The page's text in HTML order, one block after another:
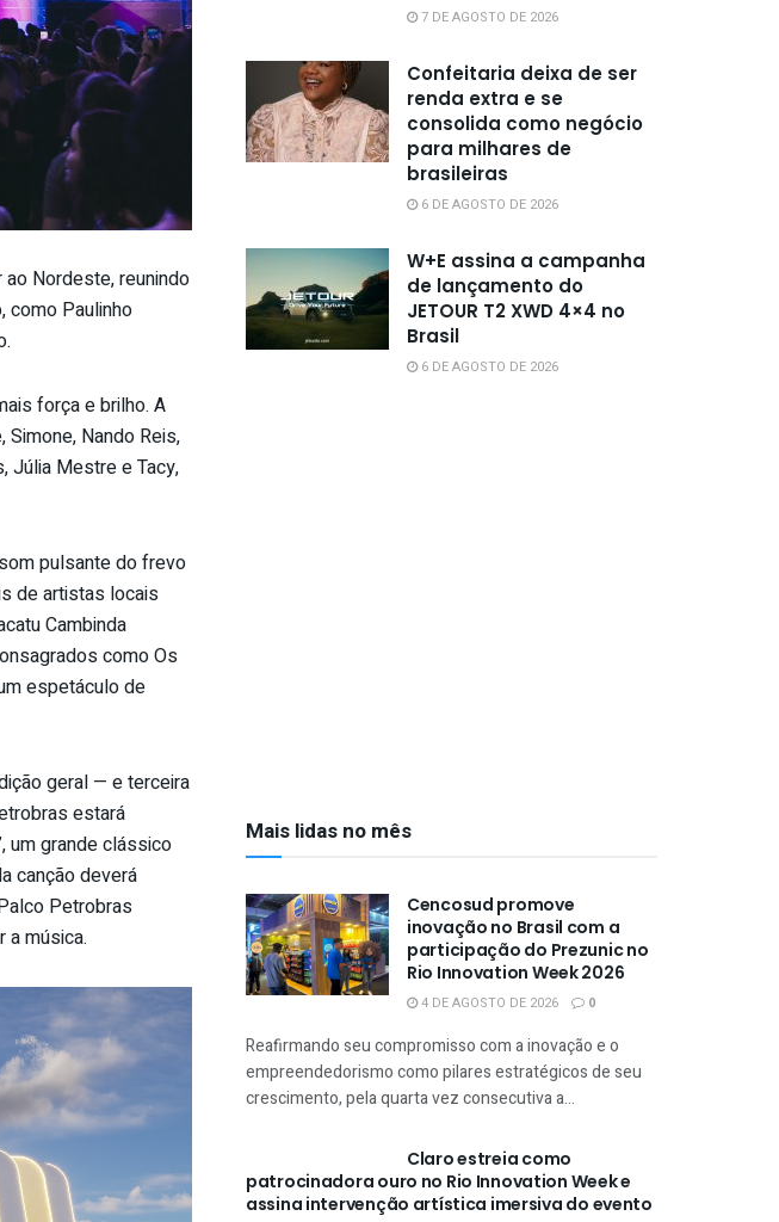
Nordeste, reunindo
como Paulinho
força e brilho. A
Nando Reis,
Júlia Mestre e Tacy,
pulsante do frevo
de artistas locais
Cambinda
como Os
espetáculo de
geral — e terceira
estará
um grande clássico
canção deverá
Petrobras
a música.
7 DE AGOSTO DE 2026
Confeitaria deixa de ser
renda extra e se
consolida como negócio
para milhares de
brasileiras
6 DE AGOSTO DE 2026
W+E assina a campanha
de lançamento do
JETOUR T2 XWD 4×4 no
Brasil
6 DE AGOSTO DE 2026
Mais lidas no mês
Cencosud promove
inovação no Brasil com a
participação do Prezunic no
Rio Innovation Week 2026
4 DE AGOSTO DE 2026 0
Reafirmando seu compromisso com a inovação e o
empreendedorismo como pilares estratégicos de seu
crescimento, pela quarta vez consecutiva a...
Claro estreia como
patrocinadora ouro no Rio Innovation Week e
assina intervenção artística imersiva do evento